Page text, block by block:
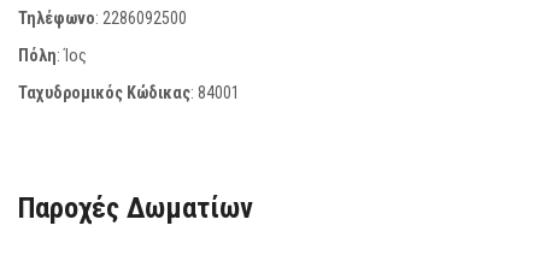
Τηλέφωνο: 2286092500
Πόλη: Ίος
Ταχυδρομικός Κώδικας: 84001
Παροχές Δωματίων